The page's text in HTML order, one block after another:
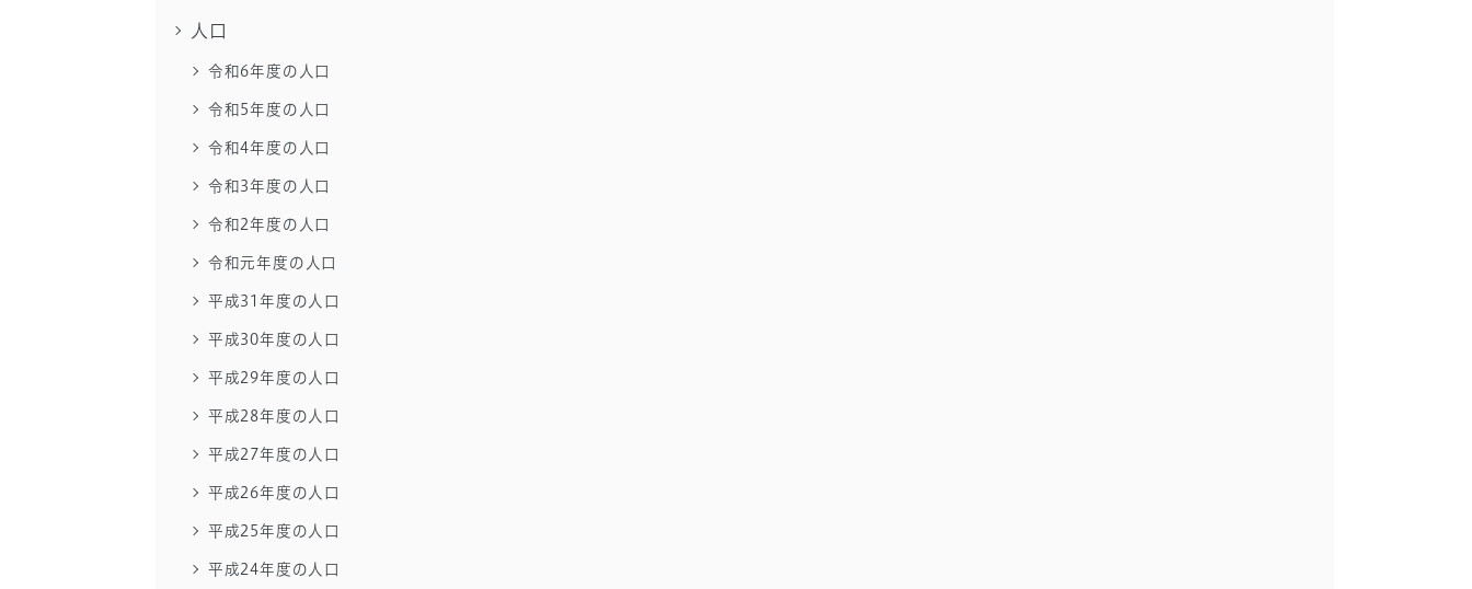
人口
令和6年度の人口
令和5年度の人口
令和4年度の人口
令和3年度の人口
令和2年度の人口
令和元年度の人口
平成31年度の人口
平成30年度の人口
平成29年度の人口
平成28年度の人口
平成27年度の人口
平成26年度の人口
平成25年度の人口
平成24年度の人口